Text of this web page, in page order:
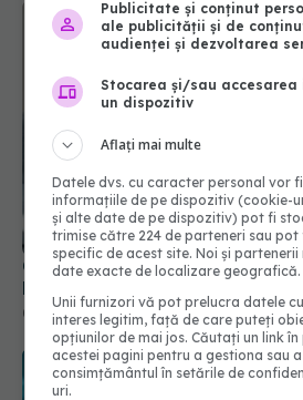
COVID, încă un efect negativ.
hipertensiune arterială și boli
04 sep 2023, 09:32
Publicitate și conținut
ale publicității și de
audienței și dezvoltarea
Stocarea și/sau
un dispozitiv
Aflați mai multe
Datele dvs. cu caracter personal vor
informațiile de pe dispozitiv (cookie-
și alte date de pe dispozitiv) pot fi
trimise către 224 de parteneri sau pot
specific de acest site. Noi și
date exacte de localizare
Unii furnizori vă pot prelucra datele
interes legitim, față de care puteți
opțiunilor de mai jos. Căutați un link
acestei pagini pentru a gestiona sau
consimțământul în setările de
uri.